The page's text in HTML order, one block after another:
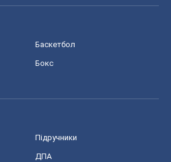
Баскетбол
Бокс
Підручники
ДПА